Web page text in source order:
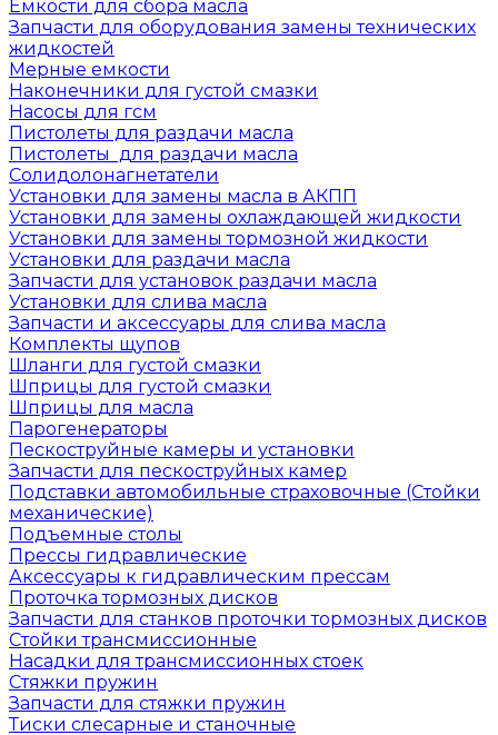
Емкости для сбора масла
Запчасти для оборудования замены технических
жидкостей
Мерные емкости
Наконечники для густой смазки
Насосы для гсм
Пистолеты для раздачи масла
Пистолеты для раздачи масла
Солидолонагнетатели
Установки для замены масла в АКПП
Установки для замены охлаждающей жидкости
Установки для замены тормозной жидкости
Установки для раздачи масла
Запчасти для установок раздачи масла
Установки для слива масла
Запчасти и аксессуары для слива масла
Комплекты щупов
Шланги для густой смазки
Шприцы для густой смазки
Шприцы для масла
Парогенераторы
Пескоструйные камеры и установки
Запчасти для пескоструйных камер
Подставки автомобильные страховочные (Стойки
механические)
Подъемные столы
Прессы гидравлические
Аксессуары к гидравлическим прессам
Проточка тормозных дисков
Запчасти для станков проточки тормозных дисков
Стойки трансмиссионные
Насадки для трансмиссионных стоек
Стяжки пружин
Запчасти для стяжки пружин
Тиски слесарные и станочные